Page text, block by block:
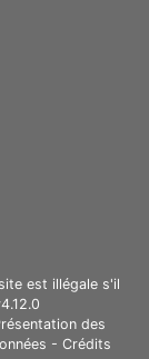
est illégale s'il
des
- Crédits